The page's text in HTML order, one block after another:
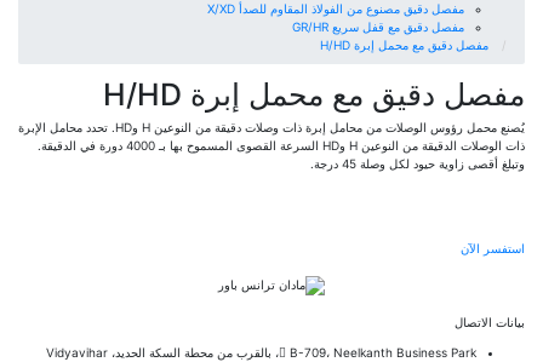
مفصل دقيق مصنوع من الفولاذ المقاوم للصدأ X/XD
مفصل دقيق مع قفل سريع GR/HR
مفصل دقيق مع محمل إبرة H/HD
مفصل دقيق مع محمل إبرة H/HD
يُصنع محمل رؤوس الوصلات من محامل إبرة ذات وصلات دقيقة من النوعين H وHD. تحدد محامل الإبرة
ذات الوصلات الدقيقة من النوعين H وHD السرعة القصوى المسموح بها بـ 4000 دورة في الدقيقة.
وتبلغ أقصى زاوية حيود لكل وصلة 45 درجة.
استفسر الآن
بيانات الاتصال
B-709، Neelkanth Business Park، بالقرب من محطة السكة الحديد، Vidyavihar